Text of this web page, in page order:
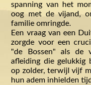
spanning van het
oog met de vijand,
familie omringde.
Een vraag van een
zorgde voor een
"de Bossen" als de
afleiding die gelukkig
op zolder, terwijl vijf
hun adem inhielden